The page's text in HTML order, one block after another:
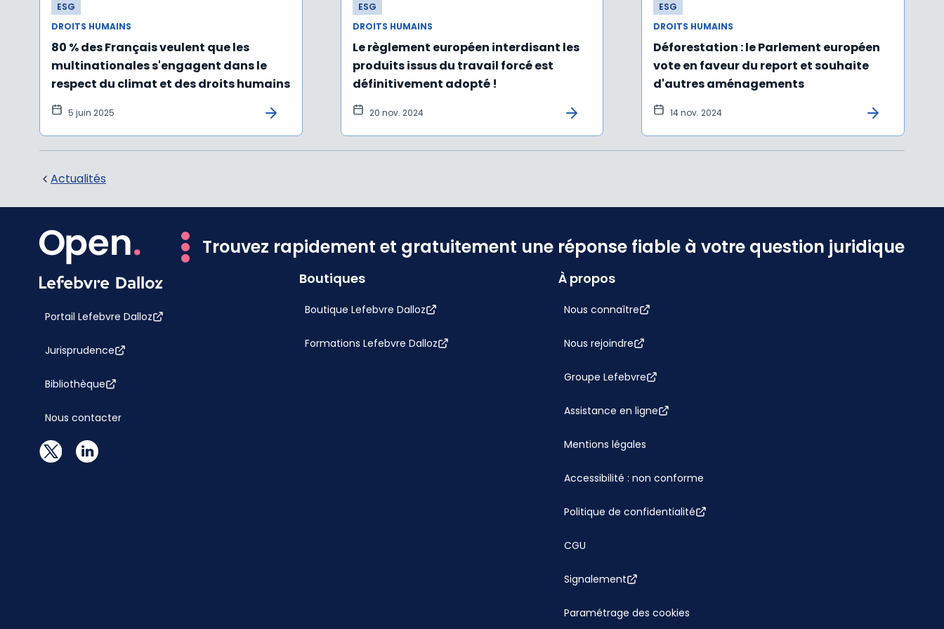
ESG
DROITS HUMAINS
80 % des Français veulent que les
multinationales s'engagent dans le
respect du climat et des droits humains
5 juin 2025
ESG
DROITS HUMAINS
Le règlement européen interdisant les
produits issus du travail forcé est
définitivement adopté !
20 nov. 2024
ESG
DROITS HUMAINS
Déforestation : le Parlement européen
vote en faveur du report et souhaite
d'autres aménagements
14 nov. 2024
Actualités
Trouvez rapidement et gratuitement une réponse fiable à votre question juridique
Portail Lefebvre Dalloz
Jurisprudence
Bibliothèque
Nous contacter
Boutiques
Boutique Lefebvre Dalloz
Formations Lefebvre Dalloz
À propos
Nous connaître
Nous rejoindre
Groupe Lefebvre
Assistance en ligne
Mentions légales
Accessibilité : non conforme
Politique de confidentialité
CGU
Signalement
Paramétrage des cookies